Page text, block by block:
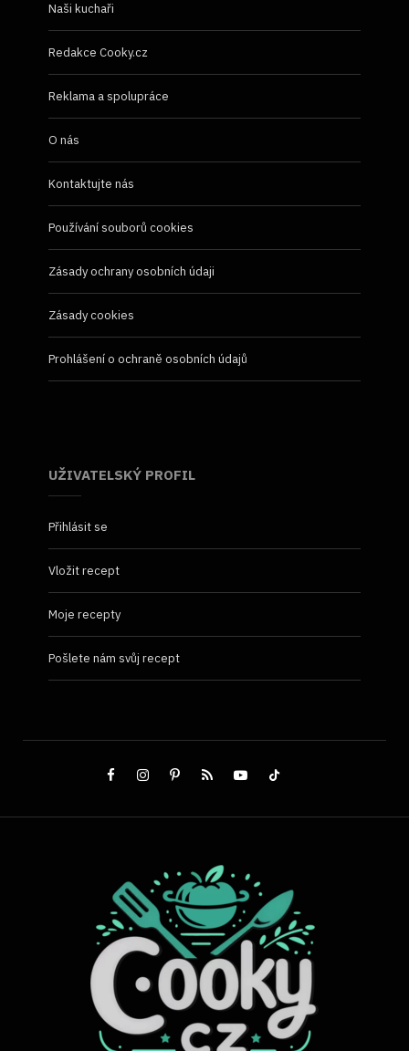
Naši kuchaři
Redakce Cooky.cz
Reklama a spolupráce
O nás
Kontaktujte nás
Používání souborů cookies
Zásady ochrany osobních údaji
Zásady cookies
Prohlášení o ochraně osobních údajů
UŽIVATELSKÝ PROFIL
Přihlásit se
Vložit recept
Moje recepty
Pošlete nám svůj recept